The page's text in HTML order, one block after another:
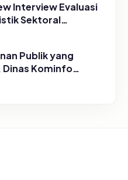
Interview Evaluasi
Sektoral
Publik yang
Dinas Kominfo
Lapor di